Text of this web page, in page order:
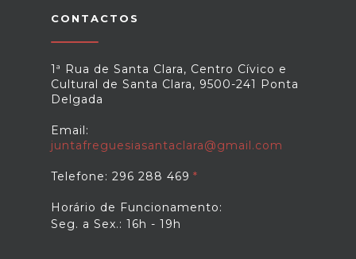
CONTACTOS
1ª Rua de Santa Clara, Centro Cívico e
Cultural de Santa Clara, 9500-241 Ponta
Delgada
Email:
juntafreguesiasantaclara@gmail.com
Telefone: 296 288 469
Horário de Funcionamento:
Seg. a Sex.: 16h - 19h